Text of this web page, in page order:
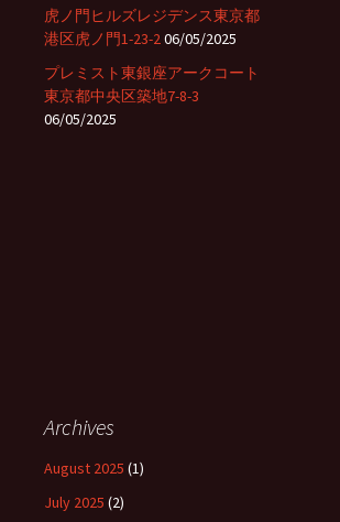
虎ノ門ヒルズレジデンス東京都
港区虎ノ門1-23-206/05/2025
プレミスト東銀座アークコート
東京都中央区築地7-8-3
06/05/2025
Archives
August 2025 (1)
July 2025 (2)